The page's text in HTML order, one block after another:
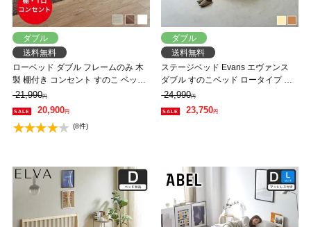
ダブル
送料無料
ローベッド ダブル フレームのみ 木
製 棚付き コンセント すのこ ベッド
フロアベッド ダブル ベッドフレー
ム 木製
21,990円
20,900円
(8件)
ダブル
送料無料
ステージベッド Evans エヴァンス
ダブル すのこベッド ロータイプ ヘ
ッドレス 木製ベッド ベッドフレー
ム ダブルベッド ベッド単品 ナチュ
ラル ブラウン 【大型家具配送】
24,990円
23,750円